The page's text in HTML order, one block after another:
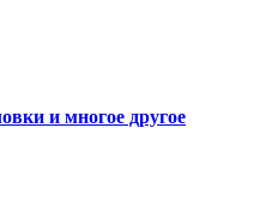
и многое другое